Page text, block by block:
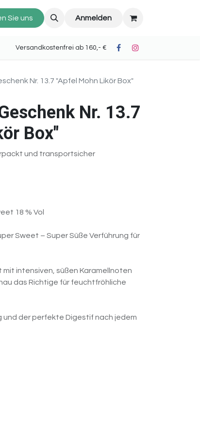
Sie uns Anmelden
Versandkostenfrei ab 160,- €
Nr. 13.7 "Apfel Mohn Likör Box"
Nr. 13.7
Box"
und transportsicher
18 % Vol
Sweet – Super Süße Verführung für
intensiven, süßen Karamellnoten
das Richtige für feuchtfröhliche
und der perfekte Digestif nach jedem